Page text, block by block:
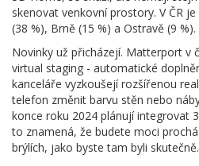
skenovat venkovní prostory. V ČR
(38 %), Brně (15 %) a Ostravě (9 %).
Novinky už přicházejí. Matterport v
virtual staging - automatické
kanceláře vyzkoušejí rozšířenou
telefon změnit barvu stěn nebo
konce roku 2024 plánují integrovat
to znamená, že budete moci
brýlích, jako byste tam byli skutečně.